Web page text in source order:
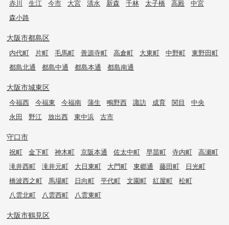
赤川 生江 今市 大宮 清水 新森 千林 太子橋 高殿
中宮
森小路
大阪市都島区
内代町 片町 毛馬町 善源寺町 高倉町 大東町 中野町
東野田町
都島北通
都島中通 都島本通 都島南通
大阪市城東区
今福西 今福東 今福南 蒲生 鴫野西 諏訪 成育 関目
中央
永田
野江 放出西 東中浜 古市
守口市
祝町 金下町 神木町 京阪本通 佐太中町 早苗町 寺内町
高瀬町
滝井西町
滝井元町 大日東町 大門町 東郷通 藤田町
日光町
橋波西之町
馬場町 日向町 平代町 文園町 紅屋町
松町
八雲北町
八雲西町 八雲東町
大阪市鶴見区